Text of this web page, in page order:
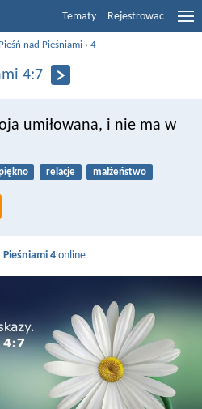
Tematy Rejestrowac
Pieśń nad Pieśniami ›4
4:7
umiłowana, i nie ma w
relacje małżeństwo
Pieśniami 4 online